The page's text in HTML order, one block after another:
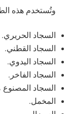
وتُستخدم هذه
السجاد الحريري.
السجاد القطني.
السجاد اليدوي.
السجاد الفاخر.
السجاد
المخمل.